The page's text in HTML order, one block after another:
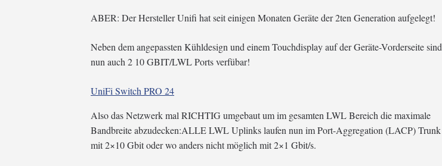
ABER: Der Hersteller Unifi hat seit einigen Monaten Geräte der 2ten Generation aufgelegt!
Neben dem angepassten Kühldesign und einem Touchdisplay auf der Geräte-Vorderseite sind
nun auch 2 10 GBIT/LWL Ports verfübar!
UniFi Switch PRO 24
Also das Netzwerk mal RICHTIG umgebaut um im gesamten LWL Bereich die maximale
Bandbreite abzudecken:ALLE LWL Uplinks laufen nun im Port-Aggregation (LACP) Trunk
mit 2×10 Gbit oder wo anders nicht möglich mit 2×1 Gbit/s.